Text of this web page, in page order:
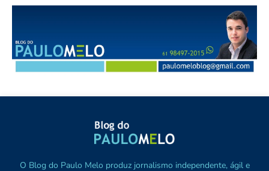
O Blog do Paulo Melo produz jornalismo independente, ágil e